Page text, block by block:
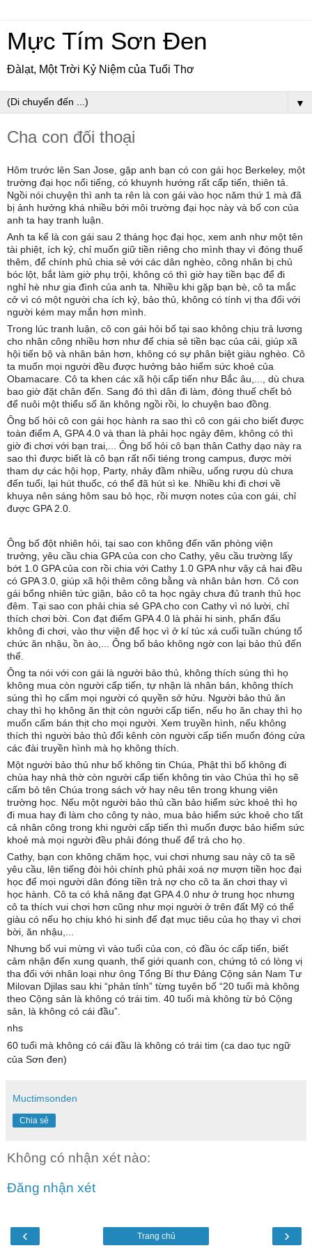
Mực Tím Sơn Đen
Đàlạt, Một Trời Kỷ Niệm của Tuổi Thơ
▼
Cha con đối thoại
Hôm trước lên San Jose, gặp anh bạn có con gái học Berkeley, một
trường đại học nổi tiếng, có khuynh hướng rất cấp tiến, thiên tả.
Ngồi nói chuyện thì anh ta rên là con gái vào học năm thứ 1 mà đã
bị ảnh hưởng khá nhiều bởi môi trường đại học này và bố con của
anh ta hay tranh luận.
Anh ta kể là con gái sau 2 tháng học đại học, xem anh như một tên
tài phiệt, ích kỷ, chỉ muốn giữ tiền riêng cho mình thay vì đóng thuế
thêm, để chính phủ chia sẻ với các dân nghèo, công nhân bị chủ
bóc lột, bắt làm giờ phụ trội, không có thì giờ hay tiền bạc để đi
nghỉ hè như gia đình của anh ta. Nhiều khi gặp bạn bè, cô ta mắc
cở vì có một người cha ích kỷ, bảo thủ, không có tính vị tha đối với
người kém may mắn hơn mình.
Trong lúc tranh luận, cô con gái hỏi bố tại sao không chịu trả lương
cho nhân công nhiều hơn như để chia sẻ tiền bạc của cải, giúp xã
hội tiến bộ và nhân bản hơn, không có sự phân biệt giàu nghèo. Cô
ta muốn mọi người đều được hưởng bảo hiểm sức khoẻ của
Obamacare. Cô ta khen các xã hội cấp tiến như Bắc âu,..., dù chưa
bao giờ đặt chân đến. Sang đó thì dân đi làm, đóng thuế chết bỏ
để nuôi một thiểu số ăn không ngồi rồi, lo chuyện bao đồng.
Ông bố hỏi cô con gái học hành ra sao thì cô con gái cho biết được
toàn điểm A, GPA 4.0 và than là phải học ngày đêm, không có thì
giờ đi chơi với bạn trai,... Ông bố hỏi cô bạn thân Cathy dạo này ra
sao thì được biết là cô bạn rất nổi tiéng trong campus, được mời
tham dự các hội họp, Party, nhảy đầm nhiều, uống rượu dù chưa
đến tuổi, lại hút thuốc, có thể đã hút sì ke. Nhiều khi đi chơi về
khuya nên sáng hôm sau bỏ học, rồi mượn notes của con gái, chỉ
được GPA 2.0.
Ông bố đột nhiên hỏi, tại sao con không đến văn phòng viện
trưởng, yêu cầu chia GPA của con cho Cathy, yêu cầu trường lấy
bớt 1.0 GPA của con rồi chia với Cathy 1.0 GPA như vậy cả hai đều
có GPA 3.0, giúp xã hội thêm công bằng và nhân bản hơn. Cô con
gái bổng nhiên tức giận, bảo cô ta học ngày chưa đủ tranh thủ học
đêm. Tại sao con phải chia sẻ GPA cho con Cathy vì nó lười, chỉ
thích chơi bời. Con đạt điểm GPA 4.0 là phải hi sinh, phấn đấu
không đi chơi, vào thư viện để học vì ở kí túc xá cuối tuần chúng tổ
chức ăn nhậu, ồn ào,... Ông bố bảo không ngờ con lại bảo thủ đến
thế.
Ông ta nói với con gái là người bảo thủ, không thích súng thì họ
không mua còn người cấp tiến, tự nhận là nhân bản, không thích
súng thì họ cấm mọi người có quyền sở hửu. Người bảo thủ ăn
chay thì họ không ăn thịt còn người cấp tiến, nếu họ ăn chay thì họ
muốn cấm bán thịt cho mọi người. Xem truyền hình, nếu không
thích thì người bảo thủ đổi kênh còn người cấp tiến muốn đóng cửa
các đài truyền hình mà họ không thích.
Một người bảo thủ như bố không tin Chúa, Phật thì bố không đi
chùa hay nhà thờ còn người cấp tiến không tin vào Chúa thì họ sẽ
cấm bỏ tên Chúa trong sách vở hay nêu tên trong khung viên
trường học. Nếu một người bảo thủ cần bảo hiểm sức khoẻ thì họ
đi mua hay đi làm cho công ty nào, mua bảo hiểm sức khoẻ cho tất
cả nhân công trong khi người cấp tiến thì muốn được bảo hiểm sức
khoẻ mà mọi người đều phải đóng thuế để trả cho họ.
Cathy, bạn con không chăm học, vui chơi nhưng sau này cô ta sẽ
yêu cầu, lên tiếng đòi hỏi chính phủ phải xoá nợ mượn tiền học đại
học để mọi người dân đóng tiền trả nợ cho cô ta ăn chơi thay vì
học hành. Cô ta có khả năng đạt GPA 4.0 như ở trung học nhưng
cô ta thích vui chơi hơn cũng như mọi người ở trên đất Mỹ có thể
giàu có nếu họ chịu khó hi sinh để đạt mục tiêu của họ thay vì chơi
bời, ăn nhậu,...
Nhưng bố vui mừng vì vào tuổi của con, có đầu óc cấp tiến, biết
cảm nhận đến xung quanh, thế giới quanh con, chứng tỏ có lòng vị
tha đối với nhân loại như ông Tổng Bí thư Đảng Cộng sản Nam Tư
Milovan Djilas sau khi “phản tỉnh” từng tuyên bố “20 tuổi mà không
theo Cộng sản là không có trái tim. 40 tuổi mà không từ bỏ Cộng
sản, là không có cái đầu”.
nhs
60 tuổi mà không có cái đầu là không có trái tim (ca dao tục ngữ
của Sơn đen)
Muctimsonden
Chia sẻ
Không có nhận xét nào:
Đăng nhận xét
‹ ›
Trang chủ